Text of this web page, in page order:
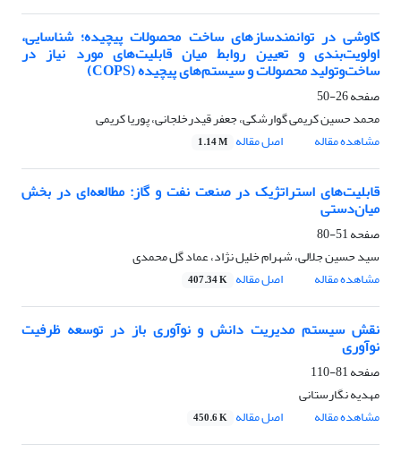
کاوشی در توانمندسازهای ساخت محصولات پیچیده؛ شناسایی،
اولویت‌بندی و تعیین روابط میان قابلیت‌های مورد نیاز در
ساخت‌وتولید محصولات و سیستم‌های پیچیده (COPS)
صفحه26-50
محمد حسین کریمی گوارشکی، جعفر قیدرخلجانی، پوریا کریمی
مشاهده مقاله
اصل مقاله 1.14 M
قابلیت‌های استراتژیک در صنعت نفت و گاز: مطالعه‌ای در بخش
میان‌دستی
صفحه51-80
سید حسین جلالی، شهرام خلیل نژاد، عماد گل محمدی
مشاهده مقاله
اصل مقاله 407.34 K
نقش سیستم مدیریت دانش و نوآوری باز در توسعه ظرفیت
نوآوری
صفحه81-110
مهدیه نگارستانی
مشاهده مقاله
اصل مقاله 450.6 K